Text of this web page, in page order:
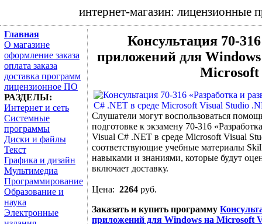
интернет-магазин:
Главная
О магазине
оформление заказа
оплата заказа
доставка программ
лицензионное ПО
РАЗДЕЛЫ:
Интернет и сеть
Системные
программы
Диски и файлы
Текст
Графика и дизайн
Мультимедиа
Программирование
Образование и
наука
Электронные
Консультация 70-
приложений для
Microsoft
Слушатели могут воспользоваться
подготовке к экзамену 70-316
Visual C# .NET в среде Microsoft Visual
соответствующие учебные материалы
навыками и знаниями, которые будут
включает доставку.
Цена: 2264 руб.
Заказать и купить программу
приложений для Windows на Microsoft